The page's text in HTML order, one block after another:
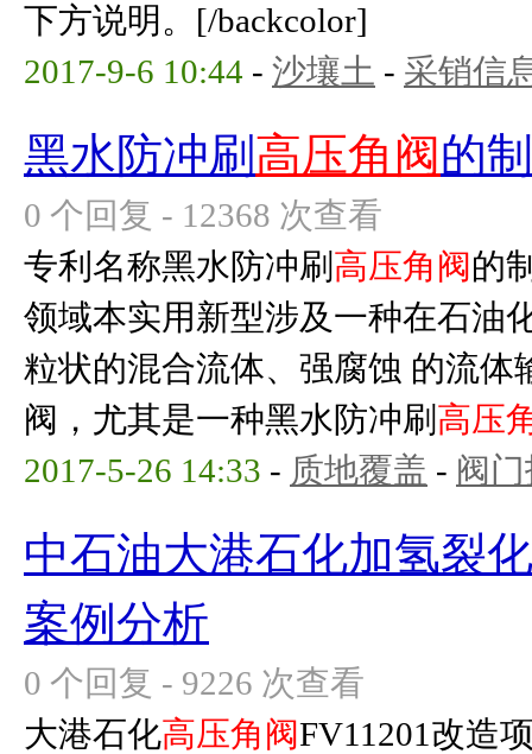
下方说明。[/backcolor]
2017-9-6 10:44 - 沙壤土 - 采销信
黑水防冲刷 高压角阀的
0 个回复 - 12368 次查看
专利名称黑水防冲刷 高压角阀的
领域本实用新型涉及一种在石油
粒状的混合流体、强腐蚀 的流体
阀，尤其是一种黑水防冲刷 高压
2017-5-26 14:33 - 质地覆盖 - 阀
中石油大港石化加氢裂
案例分析
0 个回复 - 9226 次查看
大港石化高压角阀FV11201改造